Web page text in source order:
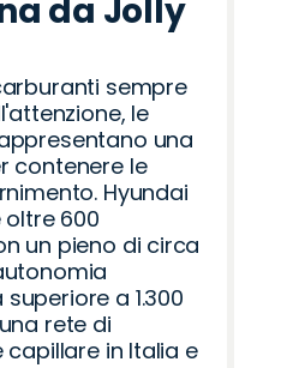
da Jolly
sempre
le
una
contenere le
Hyundai
oltre 600
un pieno di circa
a 1.300
rete di
capillare in Italia e